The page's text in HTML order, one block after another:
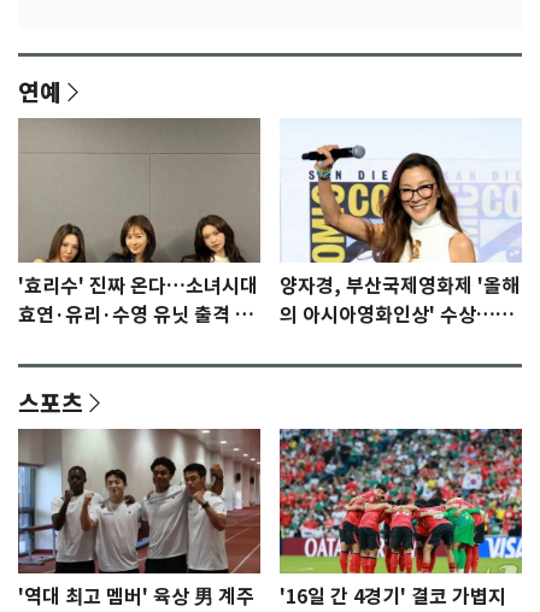
연예
'효리수' 진짜 온다…소녀시대
효연·유리·수영 유닛 출격 [N
양자경, 부산국제영화제 '올해
의 아시아영화인상' 수상…15
스포츠
'역대 최고 멤버' 육상 男 계주
'16일 간 4경기' 결코 가볍지